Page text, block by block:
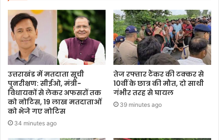
उत्तराखंड में मतदाता सूची
पुनरीक्षण: सीईओ, मंत्री-
विधायकों से लेकर अफसरों तक
को नोटिस, 19 लाख मतदाताओं
को भेजे गए नोटिस
34 minutes ago
तेज रफ्तार टैंकर की टक्कर से
10वीं के छात्र की मौत, दो साथी
गंभीर तरह से घायल
39 minutes ago